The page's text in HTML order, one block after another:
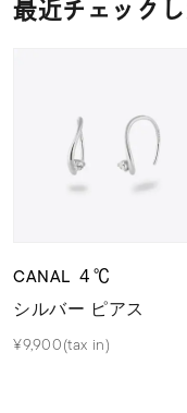
最近チェック
CANAL ４℃
シルバー ピアス
¥9,900(tax in)